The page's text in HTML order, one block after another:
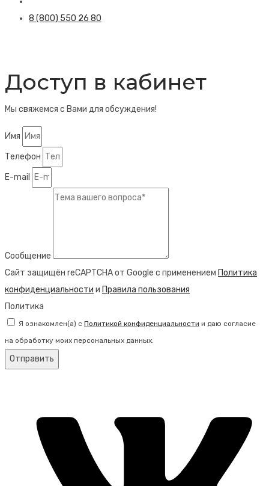
8 (800) 550 26 80
Доступ в кабинет
Мы свяжемся с Вами для обсуждения!
Имя
Телефон
E-mail
Сообщение
Сайт защищён reCAPTCHA от Google с применением Политика
конфиденциальности и Правила пользования
Политика
Я ознакомлен(а) с Политикой конфиденциальности и даю согласие
на обработку моих персональных данных.
Отправить